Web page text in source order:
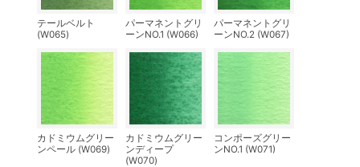
テールベルト
(W065)
パーマネントグリ
ーンNO.1 (W066)
パーマネントグリ
ーンNO.2 (W067)
カドミウムグリー
ンペール (W069)
カドミウムグリー
ンディープ
(W070)
コンポーズグリー
ンNO.1 (W071)